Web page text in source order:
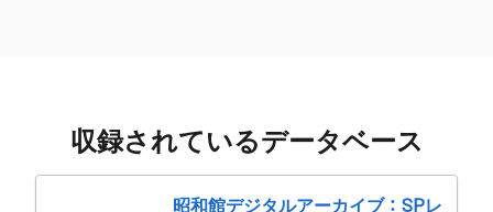
収録されているデータベース
昭和館デジタルアーカイブ ： SPレ